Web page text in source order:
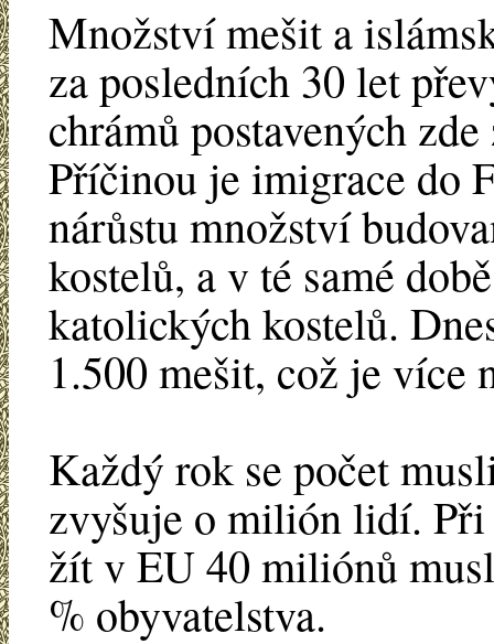
Množství mešit a
za posledních 30 let
chrámů postavených
Příčinou je imigrace do
nárůstu množství
kostelů, a v té samé
katolických kostelů.
1.500 mešit, což je více
Každý rok se počet
zvyšuje o milión lidí. Při
žít v EU 40 miliónů
% obyvatelstva.